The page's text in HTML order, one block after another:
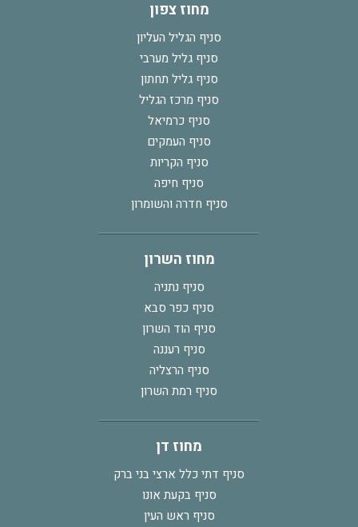
מחוז צפון
סניף הגליל העליון
סניף גליל מערבי
סניף גליל תחתון
סניף מרכז הגליל
סניף כרמיאל
סניף העמקים
סניף הקריות
סניף חיפה
סניף חדרה והשומרון
מחוז השרון
סניף נתניה
סניף כפר סבא
סניף הוד השרון
סניף רעננה
סניף הרצליה
סניף רמת השרון
מחוז דן
סניף דתי כלל ארצי בני ברק
סניף בקעת אונו
סניף ראש העין